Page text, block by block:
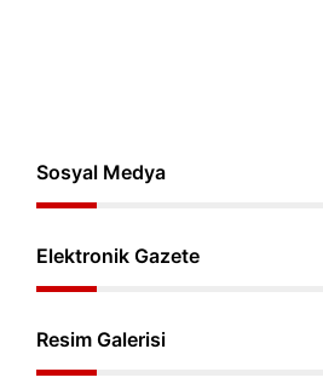
Sosyal Medya
Elektronik Gazete
Resim Galerisi